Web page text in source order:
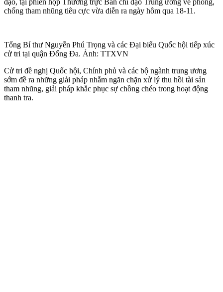
chống tham nhũng tiêu cực vừa diễn ra ngày hôm qua 18-11.
Tổng Bí thư Nguyễn Phú Trọng và các Đại biểu Quốc hội tiếp xúc
cử tri tại quận Đống Đa. Ảnh: TTXVN
Cử tri đề nghị Quốc hội, Chính phủ và các bộ ngành trung ương
sớm đề ra những giải pháp nhằm ngăn chặn xử lý thu hồi tài sản
tham nhũng, giải pháp khắc phục sự chồng chéo trong hoạt động
thanh tra.